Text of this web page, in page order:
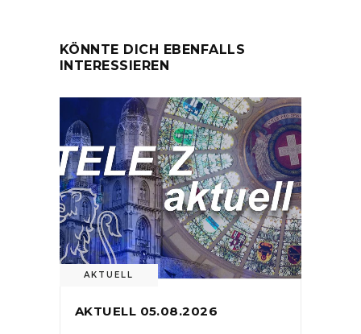
KÖNNTE DICH EBENFALLS
INTERESSIEREN
AKTUELL
AKTUELL 05.08.2026